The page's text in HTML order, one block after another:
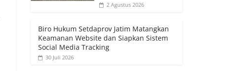
2 Agustus 2026
Biro Hukum Setdaprov Jatim Matangkan
Keamanan Website dan Siapkan Sistem
Social Media Tracking
30 Juli 2026